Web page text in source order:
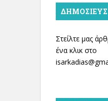
Στείλτε μας
ένα κλικ στο